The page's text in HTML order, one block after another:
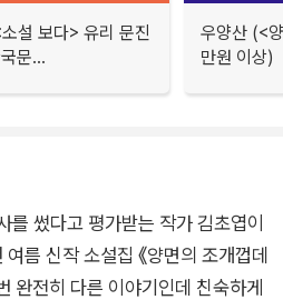
설 보다> 유리 문진
문...
우양산 (<
만원 이상)
썼다고 평가받는 작가 김초엽이
름 신작 소설집 《양면의 조개껍데
완전히 다른 이야기인데 친숙하게